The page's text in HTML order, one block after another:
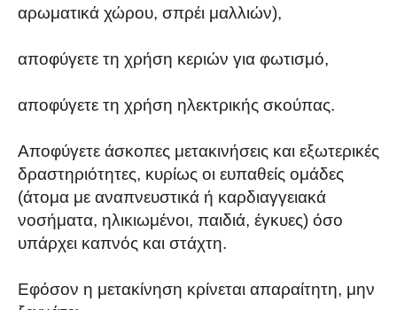
αρωματικά χώρου, σπρέι μαλλιών),
αποφύγετε τη χρήση κεριών για φωτισμό,
αποφύγετε τη χρήση ηλεκτρικής σκούπας.
Αποφύγετε άσκοπες μετακινήσεις και εξωτερικές
δραστηριότητες, κυρίως οι ευπαθείς ομάδες
(άτομα με αναπνευστικά ή καρδιαγγειακά
νοσήματα, ηλικιωμένοι, παιδιά, έγκυες) όσο
υπάρχει καπνός και στάχτη.
Εφόσον η μετακίνηση κρίνεται απαραίτητη, μην